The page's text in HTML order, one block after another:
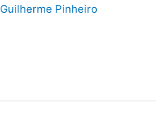
Guilherme Pinheiro